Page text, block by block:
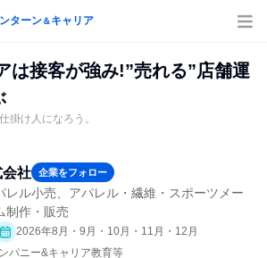
ターン＆キャリア
は接客が強み!”売れる”店舗運
掛け人になろう。
会社 企業をフォロー
レル小売、アパレル・繊維・スポーツメー
制作・販売
2026年8月・9月・10月・11月・12月
パニー&キャリア教育等